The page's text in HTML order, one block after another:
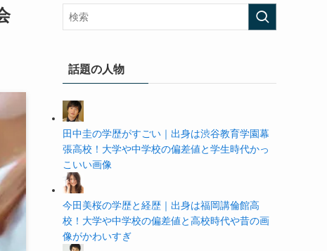
話題の人物
田中圭の学歴がすごい｜出身は渋谷教育学園幕
張高校！大学や中学校の偏差値と学生時代かっ
こいい画像
今田美桜の学歴と経歴｜出身は福岡講倫館高
校！大学や中学校の偏差値と高校時代や昔の画
像がかわいすぎ